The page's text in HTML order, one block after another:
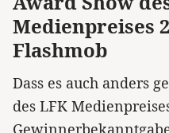
Medienpreises
Flashmob
Dass es auch anders
des LFK